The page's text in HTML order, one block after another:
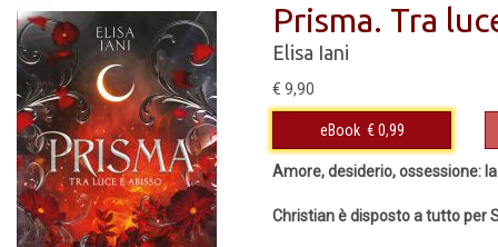
Prisma. Tra
Elisa Iani
€ 9,90
eBook € 0,99
Amore, desiderio, ossessione:
Christian è disposto a tutto per